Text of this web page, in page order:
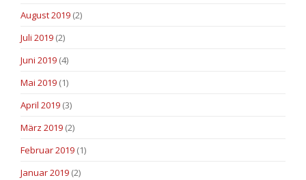
August 2019 (2)
Juli 2019 (2)
Juni 2019 (4)
Mai 2019 (1)
April 2019 (3)
März 2019 (2)
Februar 2019 (1)
Januar 2019 (2)